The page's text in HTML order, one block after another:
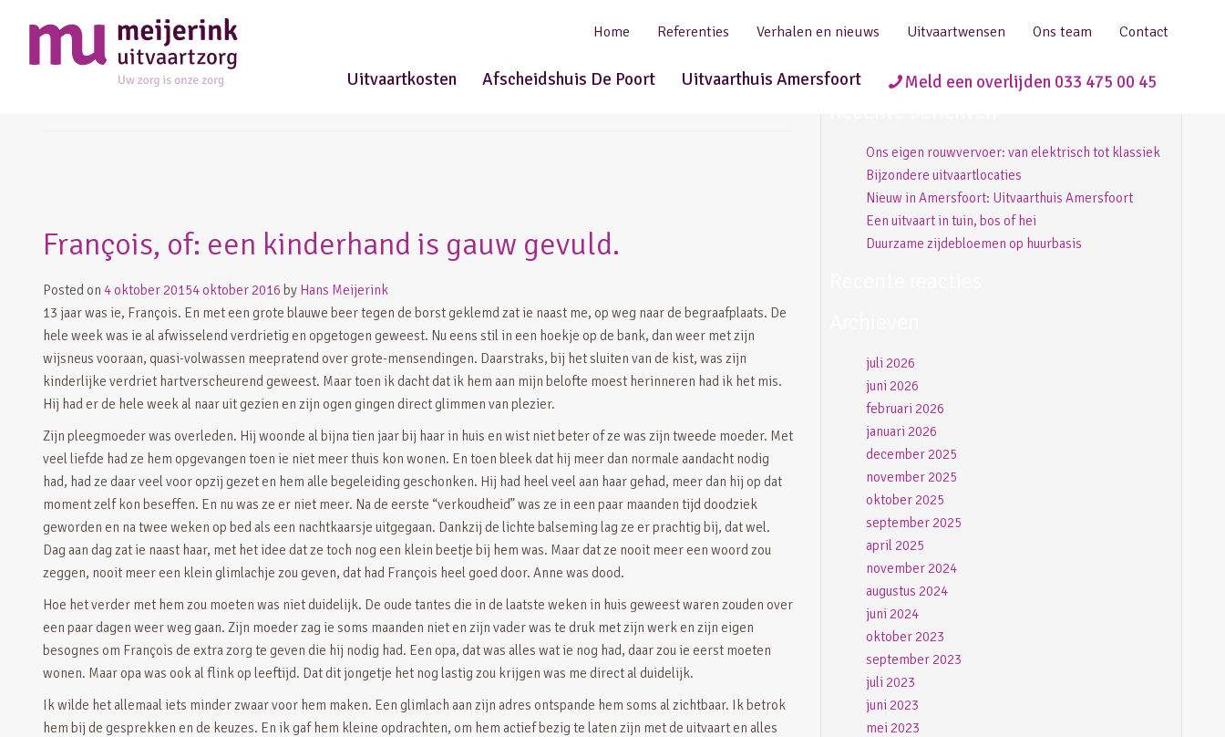
Home Referenties Verhalen en nieuws Uitvaartwensen Ons team Contact
Uitvaartkosten Afscheidshuis De Poort Uitvaarthuis Amersfoort Meld een overlijden 033 475 00 45
kinderen en verdriet
François, of: een kinderhand is gauw gevuld.
Posted on 4 oktober 20154 oktober 2016 by Hans Meijerink
13 jaar was ie, François. En met een grote blauwe beer tegen de borst geklemd zat ie naast me, op weg naar de begraafplaats. De
hele week was ie al afwisselend verdrietig en opgetogen geweest. Nu eens stil in een hoekje op de bank, dan weer met zijn
wijsneus vooraan, quasi-volwassen meepratend over grote-mensendingen. Daarstraks, bij het sluiten van de kist, was zijn
kinderlijke verdriet hartverscheurend geweest. Maar toen ik dacht dat ik hem aan mijn belofte moest herinneren had ik het mis.
Hij had er de hele week al naar uit gezien en zijn ogen gingen direct glimmen van plezier.
Zijn pleegmoeder was overleden. Hij woonde al bijna tien jaar bij haar in huis en wist niet beter of ze was zijn tweede moeder. Met
veel liefde had ze hem opgevangen toen ie niet meer thuis kon wonen. En toen bleek dat hij meer dan normale aandacht nodig
had, had ze daar veel voor opzij gezet en hem alle begeleiding geschonken. Hij had heel veel aan haar gehad, meer dan hij op dat
moment zelf kon beseffen. En nu was ze er niet meer. Na de eerste “verkoudheid” was ze in een paar maanden tijd doodziek
geworden en na twee weken op bed als een nachtkaarsje uitgegaan. Dankzij de lichte balseming lag ze er prachtig bij, dat wel.
Dag aan dag zat ie naast haar, met het idee dat ze toch nog een klein beetje bij hem was. Maar dat ze nooit meer een woord zou
zeggen, nooit meer een klein glimlachje zou geven, dat had François heel goed door. Anne was dood.
Hoe het verder met hem zou moeten was niet duidelijk. De oude tantes die in de laatste weken in huis geweest waren zouden over
een paar dagen weer weg gaan. Zijn moeder zag ie soms maanden niet en zijn vader was te druk met zijn werk en zijn eigen
besognes om François de extra zorg te geven die hij nodig had. Een opa, dat was alles wat ie nog had, daar zou ie eerst moeten
wonen. Maar opa was ook al flink op leeftijd. Dat dit jongetje het nog lastig zou krijgen was me direct al duidelijk.
Ik wilde het allemaal iets minder zwaar voor hem maken. Een glimlach aan zijn adres ontspande hem soms al zichtbaar. Ik betrok
hem bij de gesprekken en de keuzes. En ik gaf hem kleine opdrachten, om hem actief bezig te laten zijn met de uitvaart en alles
Ons eigen rouwvervoer: van elektrisch tot klassiek
Bijzondere uitvaartlocaties
Nieuw in Amersfoort: Uitvaarthuis Amersfoort
Een uitvaart in tuin, bos of hei
Duurzame zijdebloemen op huurbasis
juli 2026
juni 2026
februari 2026
januari 2026
december 2025
november 2025
oktober 2025
september 2025
april 2025
november 2024
augustus 2024
juni 2024
oktober 2023
september 2023
juli 2023
juni 2023
mei 2023